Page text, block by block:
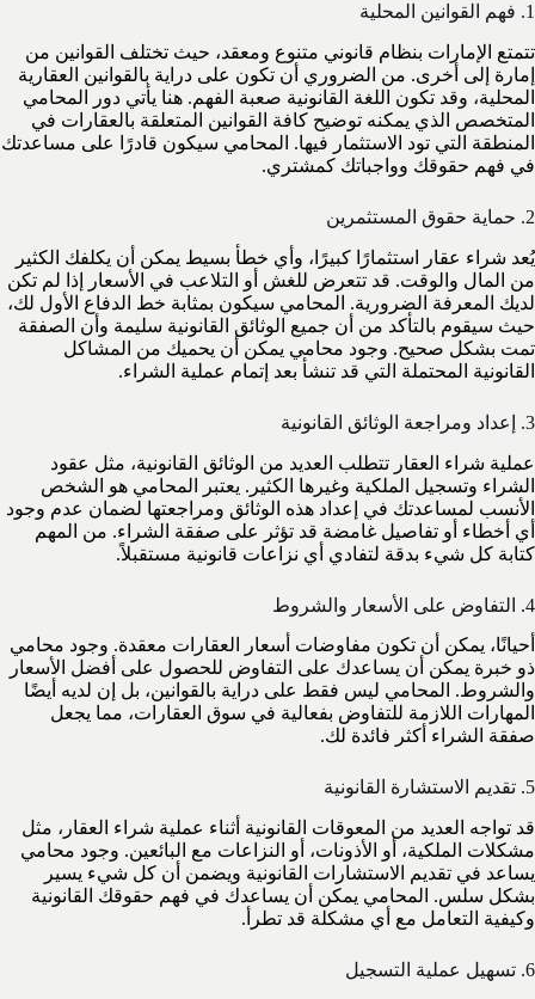
1. فهم القوانين المحلية
تتمتع الإمارات بنظام قانوني متنوع ومعقد، حيث تختلف القوانين من
إمارة إلى أخرى. من الضروري أن تكون على دراية بالقوانين العقارية
المحلية، وقد تكون اللغة القانونية صعبة الفهم. هنا يأتي دور المحامي
المتخصص الذي يمكنه توضيح كافة القوانين المتعلقة بالعقارات في
المنطقة التي تود الاستثمار فيها. المحامي سيكون قادرًا على مساعدتك
في فهم حقوقك وواجباتك كمشتري.
2. حماية حقوق المستثمرين
يُعد شراء عقار استثمارًا كبيرًا، وأي خطأ بسيط يمكن أن يكلفك الكثير
من المال والوقت. قد تتعرض للغش أو التلاعب في الأسعار إذا لم تكن
لديك المعرفة الضرورية. المحامي سيكون بمثابة خط الدفاع الأول لك،
حيث سيقوم بالتأكد من أن جميع الوثائق القانونية سليمة وأن الصفقة
تمت بشكل صحيح. وجود محامي يمكن أن يحميك من المشاكل
القانونية المحتملة التي قد تنشأ بعد إتمام عملية الشراء.
3. إعداد ومراجعة الوثائق القانونية
عملية شراء العقار تتطلب العديد من الوثائق القانونية، مثل عقود
الشراء وتسجيل الملكية وغيرها الكثير. يعتبر المحامي هو الشخص
الأنسب لمساعدتك في إعداد هذه الوثائق ومراجعتها لضمان عدم وجود
أي أخطاء أو تفاصيل غامضة قد تؤثر على صفقة الشراء. من المهم
كتابة كل شيء بدقة لتفادي أي نزاعات قانونية مستقبلاً.
4. التفاوض على الأسعار والشروط
أحيانًا، يمكن أن تكون مفاوضات أسعار العقارات معقدة. وجود محامي
ذو خبرة يمكن أن يساعدك على التفاوض للحصول على أفضل الأسعار
والشروط. المحامي ليس فقط على دراية بالقوانين، بل إن لديه أيضًا
المهارات اللازمة للتفاوض بفعالية في سوق العقارات، مما يجعل
صفقة الشراء أكثر فائدة لك.
5. تقديم الاستشارة القانونية
قد تواجه العديد من المعوقات القانونية أثناء عملية شراء العقار، مثل
مشكلات الملكية، أو الأذونات، أو النزاعات مع البائعين. وجود محامي
يساعد في تقديم الاستشارات القانونية ويضمن أن كل شيء يسير
بشكل سلس. المحامي يمكن أن يساعدك في فهم حقوقك القانونية
وكيفية التعامل مع أي مشكلة قد تطرأ.
6. تسهيل عملية التسجيل